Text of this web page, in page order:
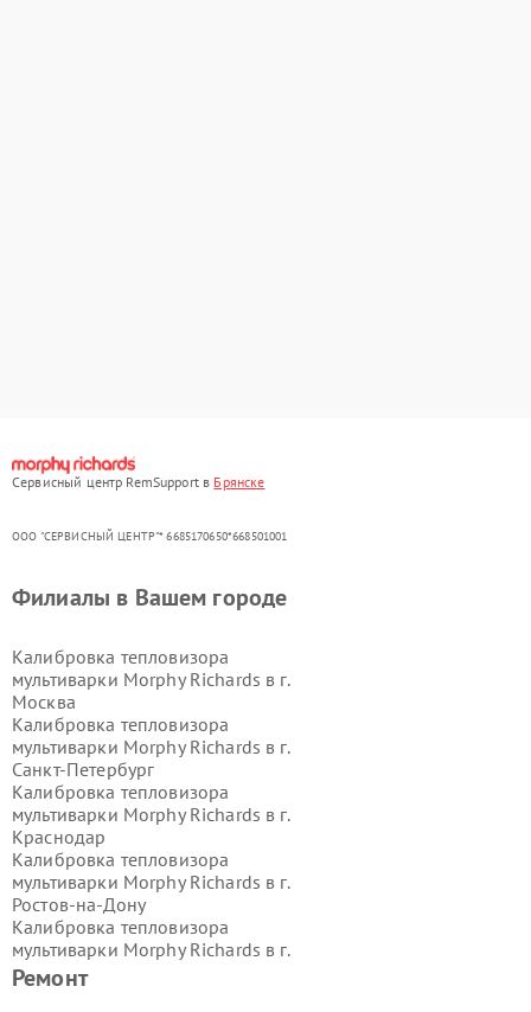
Сервисный центр RemSupport в Брянске
ООО "СЕРВИСНЫЙ ЦЕНТР"* 6685170650*668501001
Ремонт
Филиалы в Вашем городе
Калибровка тепловизора
мультиварки Morphy Richards в г.
Москва
Калибровка тепловизора
мультиварки Morphy Richards в г.
Санкт-Петербург
Калибровка тепловизора
мультиварки Morphy Richards в г.
Краснодар
Калибровка тепловизора
мультиварки Morphy Richards в г.
Ростов-на-Дону
Калибровка тепловизора
мультиварки Morphy Richards в г.
Нижний Новгород
Калибровка тепловизора